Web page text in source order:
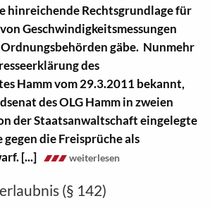
hinreichende Rechtsgrundlage für
Geschwindigkeitsmessungen
gäbe. Nunmehr
des
Hamm vom 29.3.2011 bekannt,
des OLG Hamm in zweien
der Staatsanwaltschaft eingelegte
gegen die Freisprüche als
[...] weiterlesen
(§ 142)